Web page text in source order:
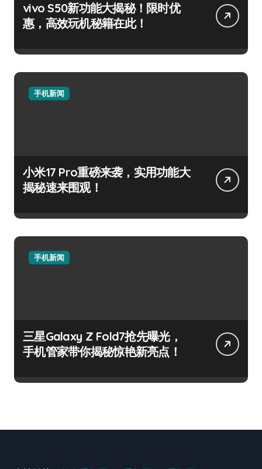
vivo S50新功能大揭秘！限时优
惠，高效玩机秘籍在此！
手机新闻
小米17 Pro重磅来袭，实用功能大
揭秘速来围观！
手机新闻
三星Galaxy Z Fold7抢先曝光，
手机管家带你揭秘惊艳新亮点！